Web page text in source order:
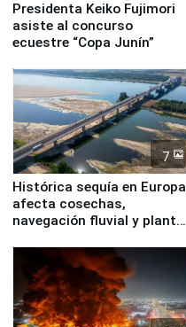
Presidenta Keiko Fujimori
asiste al concurso
ecuestre “Copa Junín”
7
Histórica sequía en Europa
afecta cosechas,
navegación fluvial y plantas